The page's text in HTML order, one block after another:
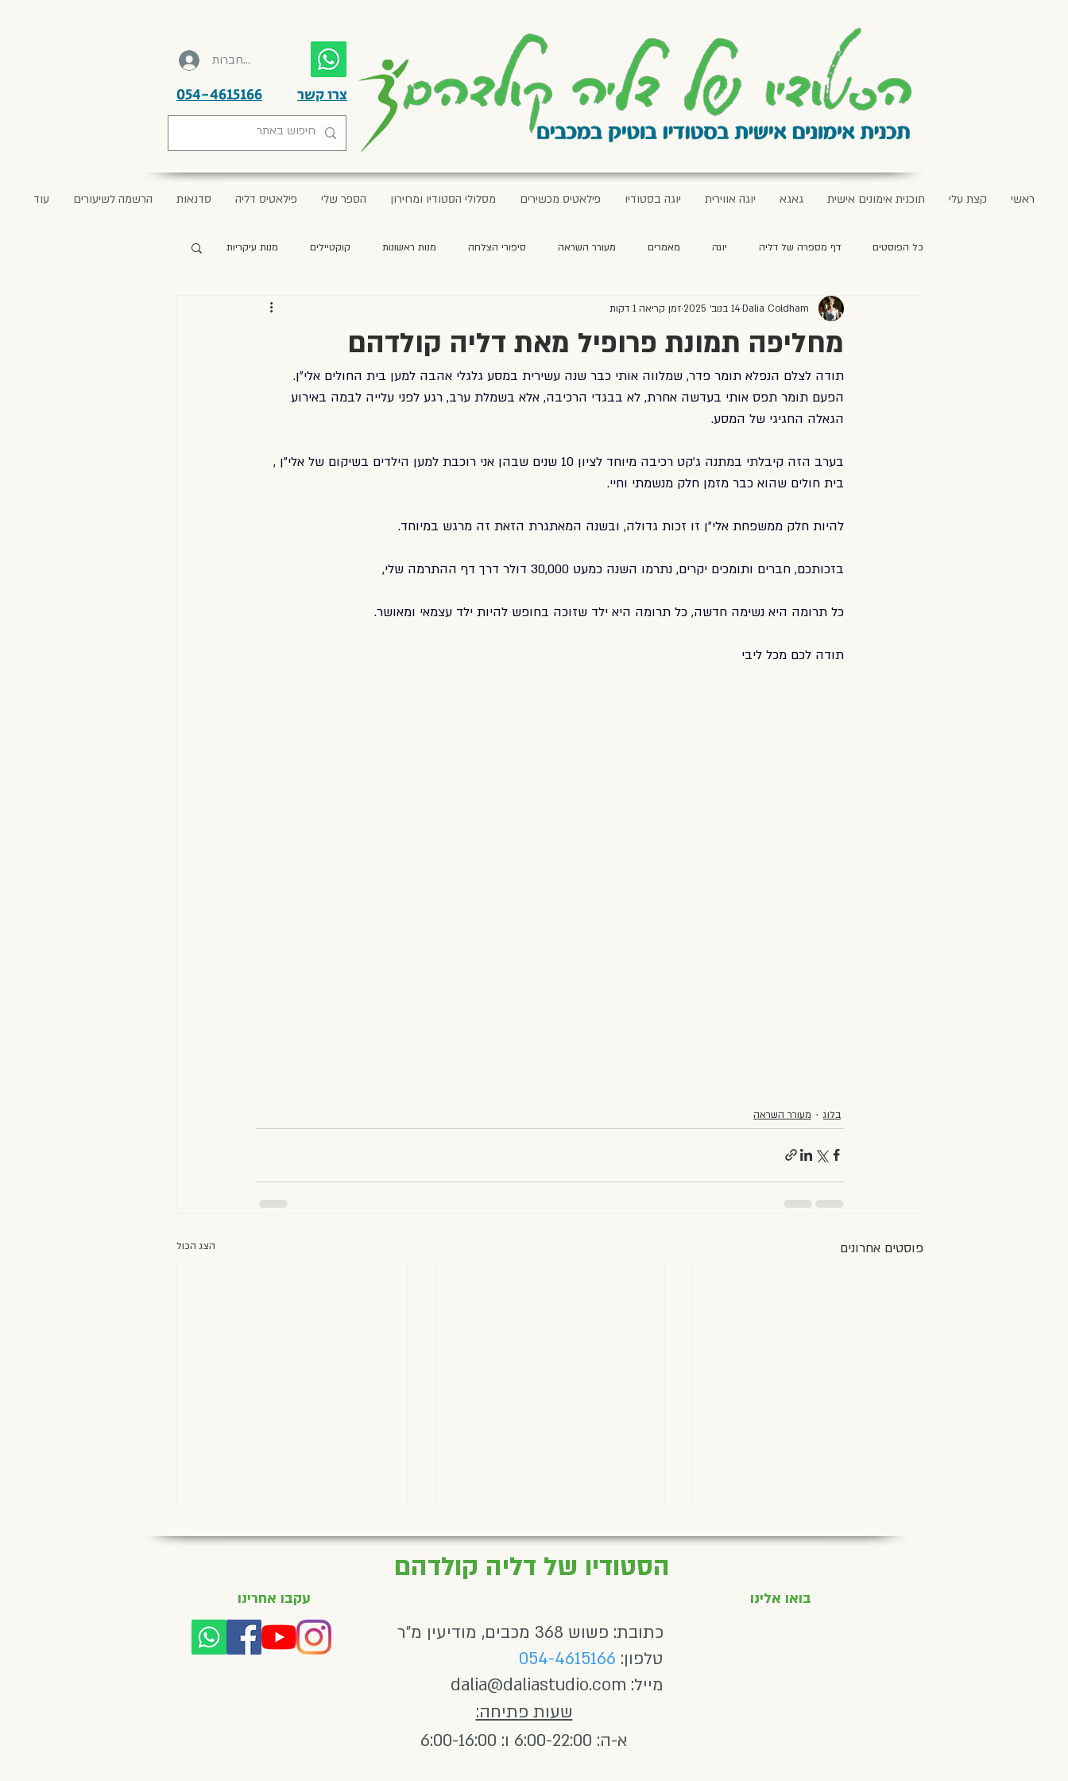
להתחברות
054-4615166 צרו קשר
ראשי קצת עלי תוכנית אימונים אישית גאגא יוגה אווירית יוגה בסטודיו פילאטיס מכשירים מסלולי הסטודיו ומחירון הספר שלי פילאטיס דליה סדנאות הרשמה לשיעורים עוד
כל הפוסטים דף מספרה של דליה יוגה מאמרים מעורר השראה סיפורי הצלחה מנות ראשונות קוקטיילים מנות עיקריות
מתכונים ליום עצמאות קינוחים מתכונים לפסח מרקים מתכונים מבית אמא רחל
מחליפה תמונת פרופיל מאת דליה קולדהם
Dalia Coldham14 בנוב׳ 2025 זמן קריאה 1 דקות
תודה לצלם הנפלא תומר פדר, שמלווה אותי כבר שנה עשירית במסע גלגלי אהבה למען בית החולים אלי״ן.
הפעם תומר תפס אותי בעדשה אחרת, לא בבגדי הרכיבה, אלא בשמלת ערב, רגע לפני עלייה לבמה באירוע
הגאלה החגיגי של המסע.
בערב הזה קיבלתי במתנה ג׳קט רכיבה מיוחד לציון 10 שנים שבהן אני רוכבת למען הילדים בשיקום של אלי״ן ,
בית חולים שהוא כבר מזמן חלק מנשמתי וחיי.
להיות חלק ממשפחת אלי״ן זו זכות גדולה, ובשנה המאתגרת הזאת זה מרגש במיוחד.
בזכותכם, חברים ותומכים יקרים, נתרמו השנה כמעט 30,000 דולר דרך דף ההתרמה שלי,
כל תרומה היא נשימה חדשה, כל תרומה היא ילד שזוכה בחופש להיות ילד עצמאי ומאושר.
תודה לכם מכל ליבי
בלוג מעורר השראה
פוסטים אחרונים הצג הכול
הסטודיו של דליה קולדהם
עקבו אחרינו בואו אלינו
כתובת: פשוש 368 מכבים, מודיעין מ"ר
טלפון: 054-4615166
מייל: dalia@daliastudio.com
שעות פתיחה:
א-ה: 6:00-22:00 ו: 6:00-16:00